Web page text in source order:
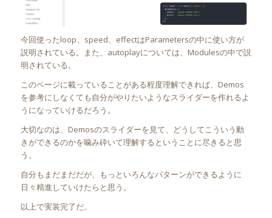
今回使ったloop、speed、effectはParametersの中に使い方が
説明されている。また、autoplayについては、Modulesの中で説
明されている。
このページに載っていることがある程度理解できれば、Demos
を参考にしなくても自分がやりたいようなスライダーを作れるよ
うになっていけるだろう。
大切なのは、Demosのスライダーを見て、どうしてこういう動
きができるのかを噛み砕いて理解するということに尽きると思
う。
自分もまだまだだが、もっといろんなパターンができるように
日々精進していけたらと思う。
以上で実装完了だ。